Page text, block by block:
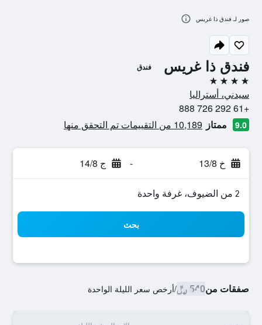
فندق ذا غريس فندق
4 نجوم
سيدني، أستراليا
+61 292 726 888
9.0 ممتاز 10,189 من التقييمات تم التحقق منها
خ 13/8 - ج 14/8
2 من الضيوف، غرفة واحدة
بحث
صفقات من540 ﷼ /أرخص سعر الليلة الواحدة
صور لـ فندق ذا غريس